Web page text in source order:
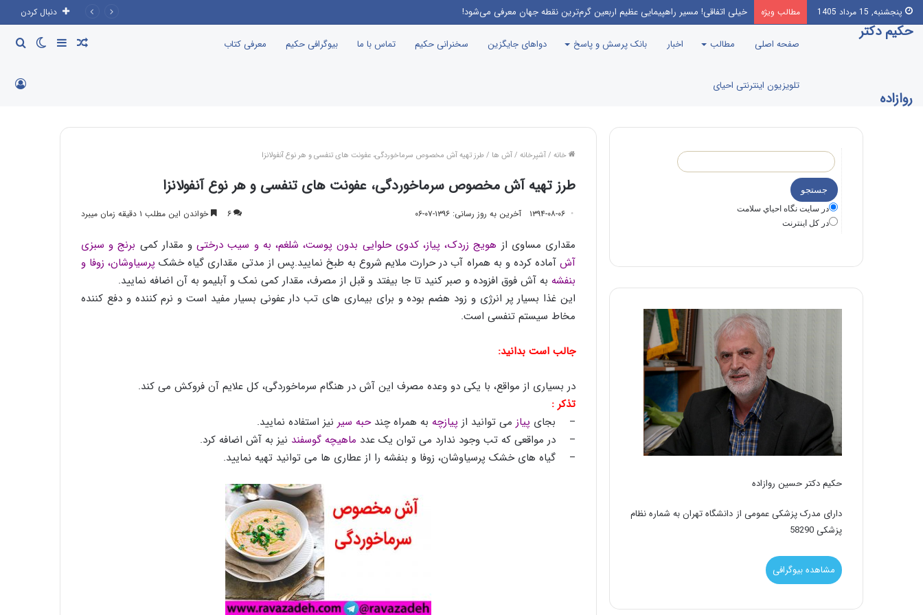
پنجشنبه, 15 مرداد 1405 مطالب ویژه خیلی اتفاقی! مسیر راهپیمایی عظیم اربعین گرم‌ترین نقطه جهان معرفی می‌شود! دنبال کردن
حکیم دکتر
روازاده
صفحه اصلی مطالب اخبار بانک پرسش و پاسخ دواهای جایگزین سخنرانی حکیم تماس با ما بیوگرافی حکیم معرفی کتاب
تلویزیون اینترنتی احیای
تغییر
پوسته
سایدبار نوشته
خانه /آشپرخانه /آش ها /طرز تهیه آش مخصوص سرماخوردگی، عفونت های تنفسی و هر نوع آنفولانزا
طرز تهیه آش مخصوص سرماخوردگی، عفونت های تنفسی و هر نوع آنفولانزا
۱۳۹۴-۰۸-۰۶ آخرین به روز رسانی: ۱۳۹۶-۰۷-۰۶ ۶ خواندن این مطلب ۱ دقیقه زمان میبرد
مقداری مساوی از هویج زردک، پیاز، کدوی حلوایی بدون پوست، شلغم، به و سیب درختیو مقدار کمی برنج و سبزی
آشآماده کرده و به همراه آب در حرارت ملایم شروع به طبخ نمایید.پس از مدتی مقداری گیاه خشک پرسیاوشان، زوفا و
بنفشه به آش فوق افزوده و صبر کنید تا جا بیفتد و قبل از مصرف، مقدار کمی نمک و آبلیمو به آن اضافه نمایید.
این غذا بسیار پر انرژی و زود هضم بوده و برای بیماری های تب دار عفونی بسیار مفید است و نرم کننده و دفع کننده
مخاط سیستم تنفسی است.
جالب است بدانید:
در بسیاری از مواقع، با یکی دو وعده مصرف این آش در هنگام سرماخوردگی، کل علایم آن فروکش می کند.
تذکر :
– بجای پیاز می توانید از پیازچه به همراه چندحبه سیر نیز استفاده نمایید.
– در مواقعی که تب وجود ندارد می توان یک عدد ماهیچه گوسفند نیز به آش اضافه کرد.
– گیاه های خشک پرسیاوشان، زوفا و بنفشه را از عطاری ها می توانید تهیه نمایید.
آرد بريان
فرنی با شیر
طرز تهیه شیرینی سنتی گوش فیل ویژه ماه
مبارک رمضان
افطار با آب یخ خیلی خطرناکه…
در سايت نگاه احياي سلامت
در كل اينترنت
حکیم دکتر حسین روازاده
دارای مدرک پزشکی عمومی از دانشگاه تهران به شماره نظام
پزشکی 58290
مشاهده بیوگرافی